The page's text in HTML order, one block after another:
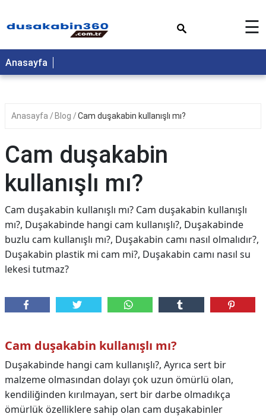
☰
Anasayfa
Anasayfa Blog Cam duşakabin kullanışlı mı?
Cam duşakabin
kullanışlı mı?
Cam duşakabin kullanışlı mı? Cam duşakabin kullanışlı
mı?, Duşakabinde hangi cam kullanışlı?, Duşakabinde
buzlu cam kullanışlı mı?, Duşakabin camı nasıl olmalıdır?,
Duşakabin plastik mi cam mi?, Duşakabin camı nasıl su
lekesi tutmaz?
Cam duşakabin kullanışlı mı?
Duşakabinde hangi cam kullanışlı?, Ayrıca sert bir
malzeme olmasından dolayı çok uzun ömürlü olan,
kendiliğinden kırılmayan, sert bir darbe olmadıkça
ömürlük özelliklere sahip olan cam duşakabinler